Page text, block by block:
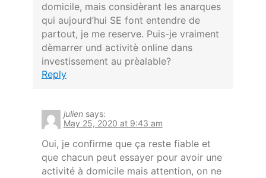
domicile, mais considèrant les anarques
qui aujourd’hui SE font entendre de
partout, je me reserve. Puis-je vraiment
dèmarrer und activitè online dans
investissement au prèalable?
Reply
julien says:
May 25, 2020 at 9:43 am
Oui, je confirme que ça reste fiable et
que chacun peut essayer pour avoir une
activité à domicile mais attention, on ne